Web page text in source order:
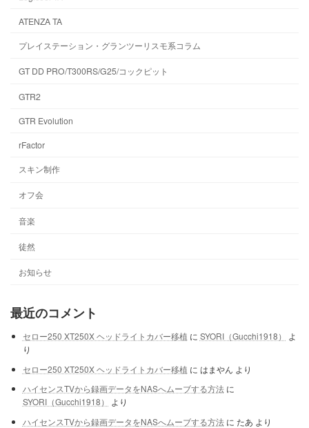
ATENZA TA
プレイステーション・グランツーリスモ系コラム
GT DD PRO/T300RS/G25/コックピット
GTR2
GTR Evolution
rFactor
スキン制作
オフ会
音楽
徒然
お知らせ
最近のコメント
セロー250 XT250X ヘッドライトカバー移植 に SYORI（Gucchi1918）
よ
り
セロー250 XT250X ヘッドライトカバー移植 に はまやん より
ハイセンスTVから録画データをNASへムーブする方法に
SYORI（Gucchi1918）
より
ハイセンスTVから録画データをNASへムーブする方法に たあ より